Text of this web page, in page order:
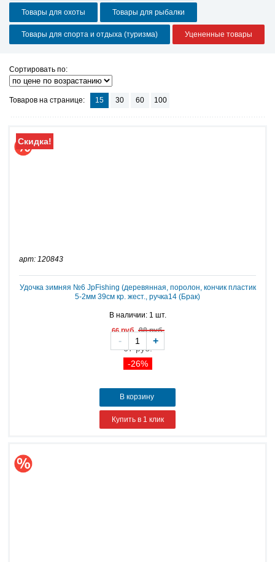
Товары для охоты Товары для рыбалки
Товары для спорта и отдыха (туризма) Уцененные товары
Сортировать по:
Товаров на странице: 15 30 60 100
Скидка!
арт: 120843
Удочка зимняя №6 JpFishing (деревянная, поролон, кончик пластик
5-2мм 39см кр. жест., ручка14 (Брак)
В наличии: 1 шт.
66руб.88 руб.
67 руб.
-26%
- +
В корзину
Купить в 1 клик